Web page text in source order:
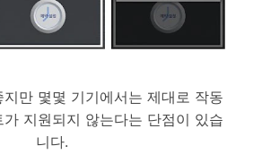
만 몇몇 기기에서는 제대로 작동
지원되지 않는다는 단점이 있습
니다.